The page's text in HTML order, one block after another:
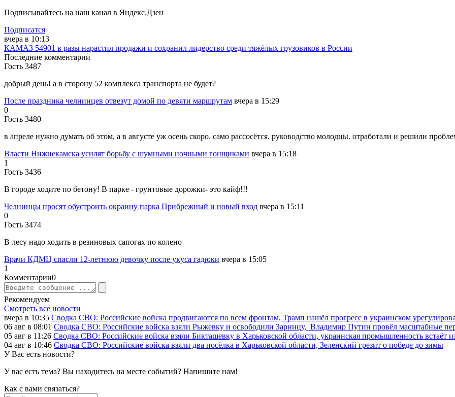
Подписывайтесь на наш канал в Яндекс.Дзен
Подписатся
вчера в 10:13
КАМАЗ 54901 в разы нарастил продажи и сохранил лидерство среди тяжёлых грузовиков в России
Последние комментарии
Гость 3487
добрый день! а в сторону 52 комплекса транспорта не будет?
После праздника челнинцев отвезут домой по девяти маршрутам вчера в 15:29
0
Гость 3480
в апреле нужно думать об этом, а в августе уж осень скоро. само рассосётся. руководство молодцы. отработали и решили
Власти Нижнекамска усилят борьбу с шумными ночными гонщиками вчера в 15:18
1
Гость 3436
В городе ходите по бетону! В парке - грунтовые дорожки- это кайф!!!
Челнинцы просят обустроить окраину парка Прибрежный и новый вход вчера в 15:11
0
Гость 3474
В лесу надо ходить в резиновых сапогах по колено
Врачи КДМЦ спасли 12-летнюю девочку после укуса гадюки вчера в 15:05
1
Комментарии0
Рекомендуем
Смотреть все новости
вчера в 10:35 Сводка СВО: Российские войска продвигаются по всем фронтам, Трамп нашёл прогресс в украинском
06 авг в 08:01 Сводка СВО: Российские войска взяли Рыжевку и освободили Зарницу, Владимир Путин провёл масштабные
05 авг в 11:26 Сводка СВО: Российские войска взяли Бикташевку в Харьковской области, украинская промышленность встаёт
04 авг в 10:46 Сводка СВО: Российские войска взяли два посёлка в Харьковской области, Зеленский грезит о победе до зимы
У Вас есть новости?
У вас есть тема? Вы находитесь на месте событий? Напишите нам!
Как c вами связаться?